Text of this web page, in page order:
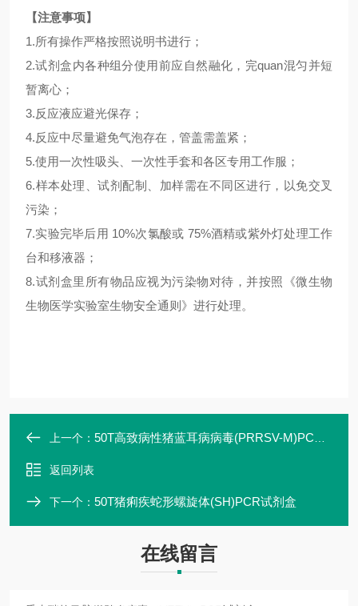
【注意事项】
1.所有操作严格按照说明书进行；
2.试剂盒内各种组分使用前应自然融化，完quan混匀并短
暂离心；
3.反应液应避光保存；
4.反应中尽量避免气泡存在，管盖需盖紧；
5.使用一次性吸头、一次性手套和各区专用工作服；
6.样本处理、试剂配制、加样需在不同区进行，以免交叉
污染；
7.实验完毕后用 10%次氯酸或 75%酒精或紫外灯处理工作
台和移液器；
8.试剂盒里所有物品应视为污染物对待，并按照《微生物
生物医学实验室生物安全通则》进行处理。
上一个： 50T高致病性猪蓝耳病病毒(PRRSV-M)PCR试剂盒
返回列表
下一个： 50T猪痢疾蛇形螺旋体(SH)PCR试剂盒
在线留言